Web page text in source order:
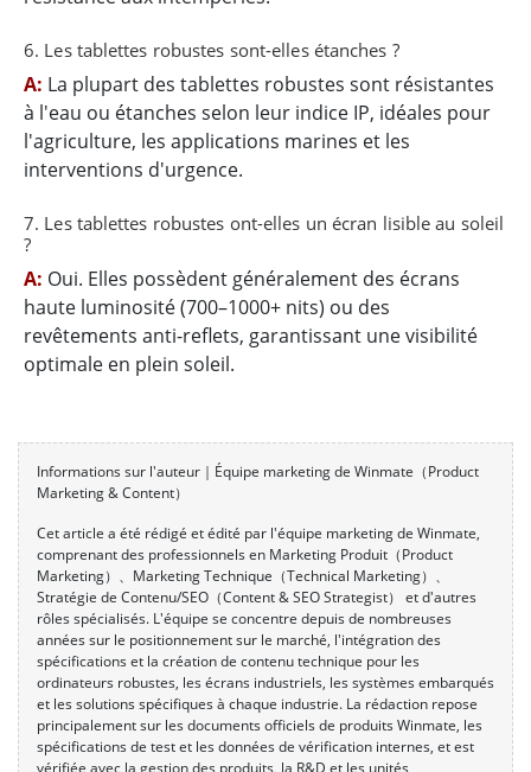
6. Les tablettes robustes sont-elles étanches ?
A: La plupart des tablettes robustes sont résistantes
à l'eau ou étanches selon leur indice IP, idéales pour
l'agriculture, les applications marines et les
interventions d'urgence.
7. Les tablettes robustes ont-elles un écran lisible au soleil
?
A: Oui. Elles possèdent généralement des écrans
haute luminosité (700–1000+ nits) ou des
revêtements anti-reflets, garantissant une visibilité
optimale en plein soleil.
Informations sur l'auteur｜Équipe marketing de Winmate（Product
Marketing & Content）
Cet article a été rédigé et édité par l'équipe marketing de Winmate,
comprenant des professionnels en Marketing Produit（Product
Marketing）、Marketing Technique（Technical Marketing）、
Stratégie de Contenu/SEO（Content & SEO Strategist） et d'autres
rôles spécialisés. L'équipe se concentre depuis de nombreuses
années sur le positionnement sur le marché, l'intégration des
spécifications et la création de contenu technique pour les
ordinateurs robustes, les écrans industriels, les systèmes embarqués
et les solutions spécifiques à chaque industrie. La rédaction repose
principalement sur les documents officiels de produits Winmate, les
spécifications de test et les données de vérification internes, et est